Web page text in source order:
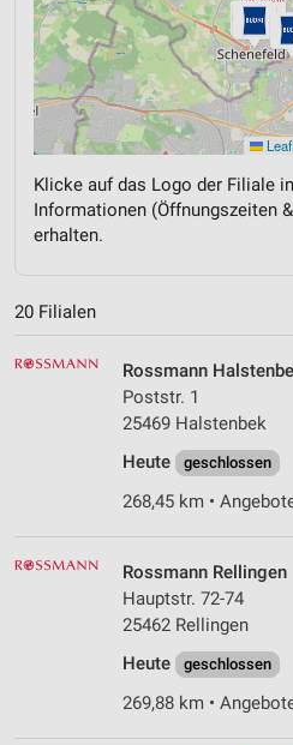
Klicke auf das Logo der Filiale
Informationen (Öffnungszeiten
erhalten.
20 Filialen
Rossmann
Poststr. 1
25469 Halstenbek
Heute
geschlossen
268,45 km •
Rossmann Rellingen
Hauptstr. 72-74
25462 Rellingen
Heute
geschlossen
269,88 km •